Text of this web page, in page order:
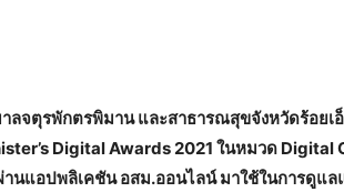
าลจตุรพักตรพิมาน และสาธารณสุขจังหวัดร้อ
Digital Awards 2021 ในหมวด
นแอปพลิเคชัน อสม.ออนไลน์ มาใช้ในการดูแ